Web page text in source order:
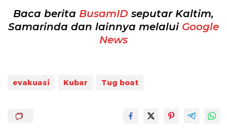
Baca berita BusamID seputar Kaltim,
Samarinda dan lainnya melalui Google
News
evakuasi Kubar Tug boat